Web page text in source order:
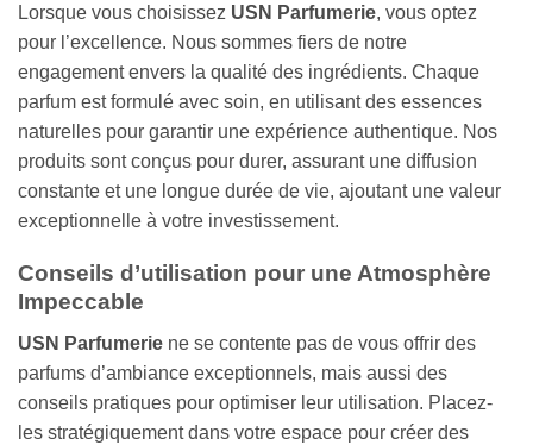
Lorsque vous choisissez USN Parfumerie, vous optez
pour l’excellence. Nous sommes fiers de notre
engagement envers la qualité des ingrédients. Chaque
parfum est formulé avec soin, en utilisant des essences
naturelles pour garantir une expérience authentique. Nos
produits sont conçus pour durer, assurant une diffusion
constante et une longue durée de vie, ajoutant une valeur
exceptionnelle à votre investissement.
Conseils d’utilisation pour une Atmosphère
Impeccable
USN Parfumerie ne se contente pas de vous offrir des
parfums d’ambiance exceptionnels, mais aussi des
conseils pratiques pour optimiser leur utilisation. Placez-
les stratégiquement dans votre espace pour créer des